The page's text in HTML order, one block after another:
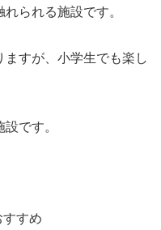
られる施設です。
すが、小学生でも楽し
です。
すめ